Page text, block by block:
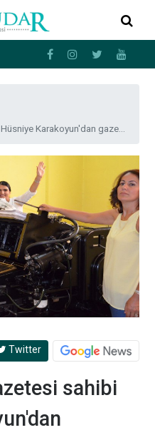
Karakoyun'dan gazetecilik dersleri
Twitter
sahibi